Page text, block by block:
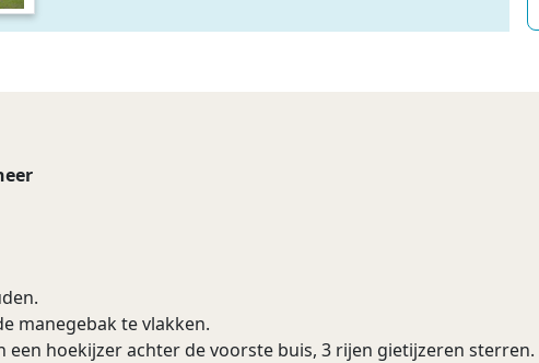
manegebak te vlakken.
hoekijzer achter de voorste buis, 3 rijen gietijzeren sterren.